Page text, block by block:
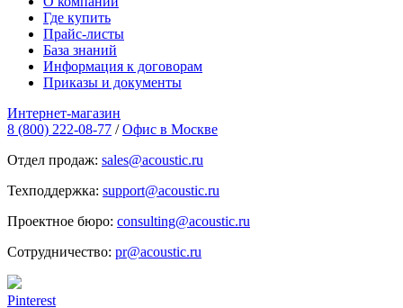
Где купить
Прайс-листы
База знаний
Информация к договорам
Приказы и документы
Интернет-магазин
8 (800) 222-08-77 / Офис в Москве
Отдел продаж: sales@acoustic.ru
Техподдержка: support@acoustic.ru
Проектное бюро: consulting@acoustic.ru
Сотрудничество: pr@acoustic.ru
Pinterest